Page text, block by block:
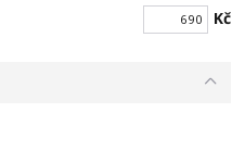
Kč